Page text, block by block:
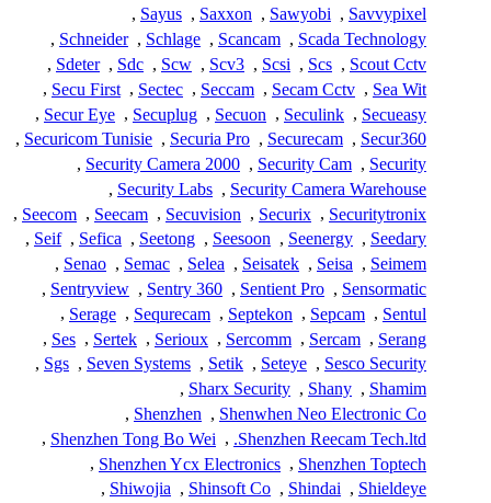
Savvypixel
,
Sawyobi
,
Saxxon
,
Sayus
,
Scada Technology
,
Scancam
,
Schlage
,
Schneider
,
Scout Cctv
,
Scs
,
Scsi
,
Scv3
,
Scw
,
Sdc
,
Sdeter
,
Sea Wit
,
Secam Cctv
,
Seccam
,
Sectec
,
Secu First
,
Secueasy
,
Seculink
,
Secuon
,
Secuplug
,
Secur Eye
,
Secur360
,
Securecam
,
Securia Pro
,
Securicom Tunisie
,
Security
,
Security Cam
,
Security Camera 2000
,
Security Camera Warehouse
,
Security Labs
,
Securitytronix
,
Securix
,
Secuvision
,
Seecam
,
Seecom
,
Seedary
,
Seenergy
,
Seesoon
,
Seetong
,
Sefica
,
Seif
,
Seimem
,
Seisa
,
Seisatek
,
Selea
,
Semac
,
Senao
,
Sensormatic
,
Sentient Pro
,
Sentry 360
,
Sentryview
,
Sentul
,
Sepcam
,
Septekon
,
Sequrecam
,
Serage
,
Serang
,
Sercam
,
Sercomm
,
Serioux
,
Sertek
,
Ses
,
Sesco Security
,
Seteye
,
Setik
,
Seven Systems
,
Sgs
,
Shamim
,
Shany
,
Sharx Security
,
Shenwhen Neo Electronic Co
,
Shenzhen
,
Shenzhen Reecam Tech.ltd.
,
Shenzhen Tong Bo Wei
,
Shenzhen Toptech
,
Shenzhen Ycx Electronics
,
Shieldeye
,
Shindai
,
Shinsoft Co
,
Shiwojia
,